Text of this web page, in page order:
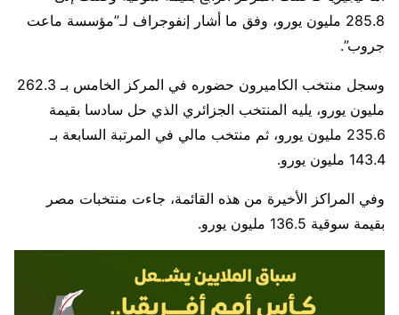
285.8 مليون يورو، وفق ما أشار إنفوجراف لـ”مؤسسة ماعت
جروب”.
وسجل منتخب الكاميرون حضوره في المركز الخامس بـ 262.3
مليون يورو، يليه المنتخب الجزائري الذي حل سادسا بقيمة
235.6 مليون يورو، ثم منتخب مالي في المرتبة السابعة بـ
143.4 مليون يورو.
وفي المراكز الأخيرة من هذه القائمة، جاءت منتخبات مصر
بقيمة سوقية 136.5 مليون يورو.